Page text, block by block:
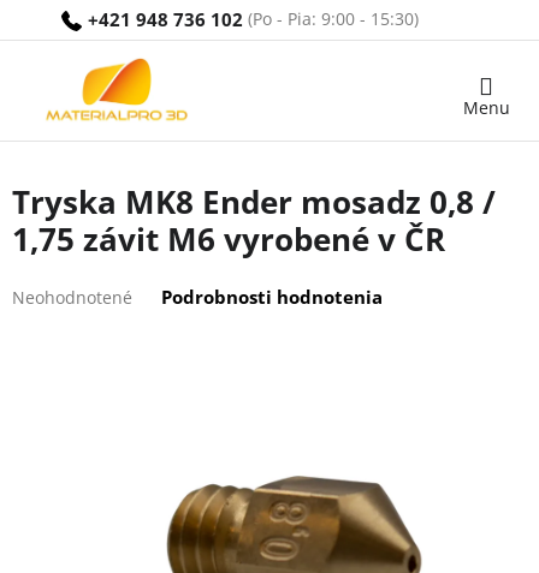
+421 948 736 102
Nákupný
Tryska MK8 Ender mosadz 0,8 /
1,75 závit M6 vyrobené v ČR
hodnotenie
Neohodnotené Podrobnosti hodnotenia